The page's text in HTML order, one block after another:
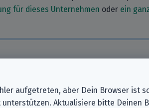
für dieses Unternehmen oder ein
aufgetreten, aber Dein Browser ist
unterstützen. Aktualisiere bitte Deinen